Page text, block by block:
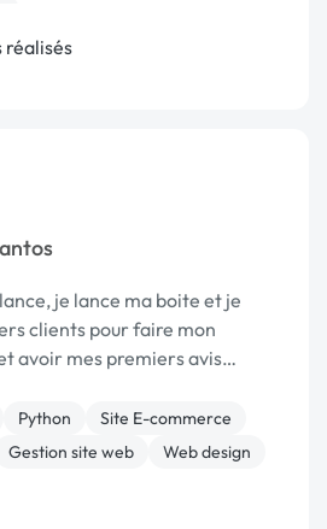
réalisés
je lance ma boite et je
clients pour faire mon
avoir mes premiers avis
Python
Site E-commerce
Gestion site web Web design